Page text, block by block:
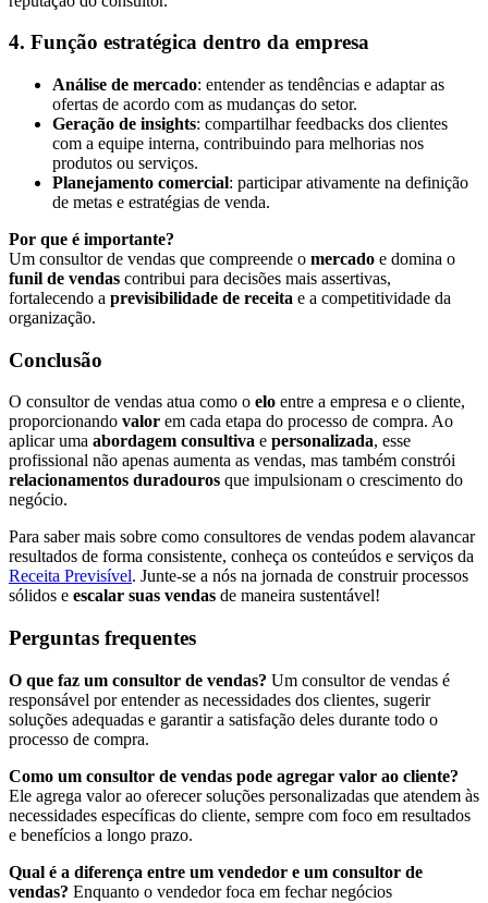
4. Função estratégica dentro da empresa
Análise de mercado: entender as tendências e adaptar as
ofertas de acordo com as mudanças do setor.
Geração de insights: compartilhar feedbacks dos clientes
com a equipe interna, contribuindo para melhorias nos
produtos ou serviços.
Planejamento comercial: participar ativamente na definição
de metas e estratégias de venda.
Por que é importante?
Um consultor de vendas que compreende o mercado e domina o
funil de vendas contribui para decisões mais assertivas,
fortalecendo a previsibilidade de receita e a competitividade da
organização.
Conclusão
O consultor de vendas atua como o elo entre a empresa e o cliente,
proporcionando valor em cada etapa do processo de compra. Ao
aplicar uma abordagem consultiva e personalizada, esse
profissional não apenas aumenta as vendas, mas também constrói
relacionamentos duradouros que impulsionam o crescimento do
negócio.
Para saber mais sobre como consultores de vendas podem alavancar
resultados de forma consistente, conheça os conteúdos e serviços da
Receita Previsível. Junte-se a nós na jornada de construir processos
sólidos e escalar suas vendas de maneira sustentável!
Perguntas frequentes
O que faz um consultor de vendas? Um consultor de vendas é
responsável por entender as necessidades dos clientes, sugerir
soluções adequadas e garantir a satisfação deles durante todo o
processo de compra.
Como um consultor de vendas pode agregar valor ao cliente?
Ele agrega valor ao oferecer soluções personalizadas que atendem às
necessidades específicas do cliente, sempre com foco em resultados
e benefícios a longo prazo.
Qual é a diferença entre um vendedor e um consultor de
vendas? Enquanto o vendedor foca em fechar negócios